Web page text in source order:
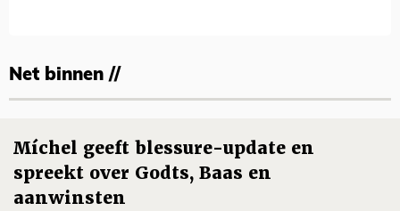
Net binnen //
Míchel geeft blessure-update en
spreekt over Godts, Baas en
aanwinsten